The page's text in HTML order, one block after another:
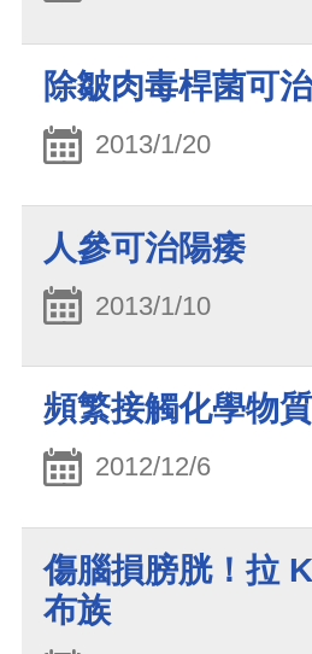
除皺肉毒桿菌可
2013/1/20
人參可治陽痿
2013/1/10
頻繁接觸化學物
2012/12/6
傷腦損膀胱！拉
布族